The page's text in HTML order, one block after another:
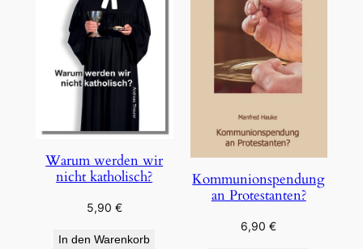
Warum werden wir
nicht katholisch?
5,90 €
In den Warenkorb
Kommunionspendung
an Protestanten?
6,90€